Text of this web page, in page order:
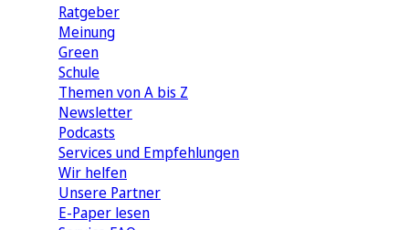
Ratgeber
Meinung
Green
Schule
Themen von A bis Z
Newsletter
Podcasts
Services und Empfehlungen
Wir helfen
Unsere Partner
E-Paper lesen